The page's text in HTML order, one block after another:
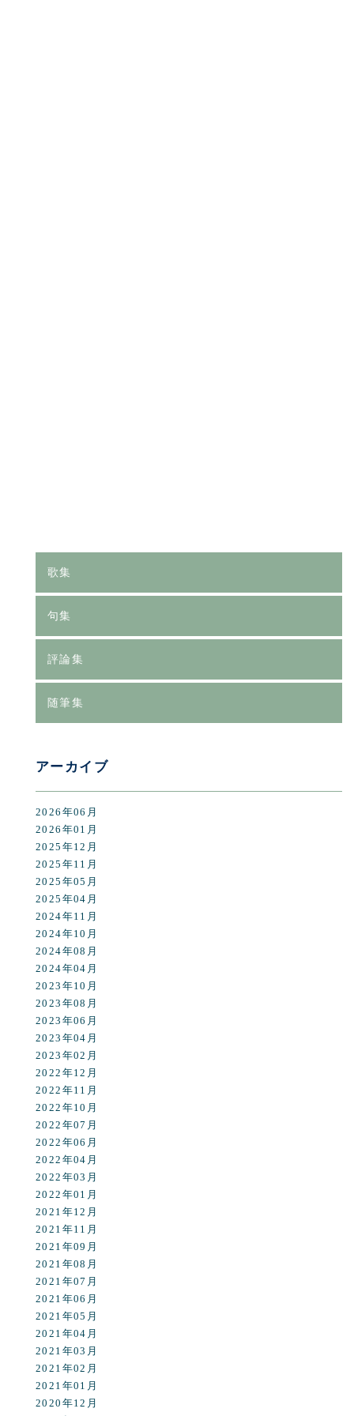
歌集
句集
評論集
随筆集
アーカイブ
2026年06月
2026年01月
2025年12月
2025年11月
2025年05月
2025年04月
2024年11月
2024年10月
2024年08月
2024年04月
2023年10月
2023年08月
2023年06月
2023年04月
2023年02月
2022年12月
2022年11月
2022年10月
2022年07月
2022年06月
2022年04月
2022年03月
2022年01月
2021年12月
2021年11月
2021年09月
2021年08月
2021年07月
2021年06月
2021年05月
2021年04月
2021年03月
2021年02月
2021年01月
2020年12月